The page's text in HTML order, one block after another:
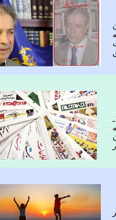
فهرستی‌ از مهمترین‌ قوانین‌ مصوب‌ مجلس‌ اول‌ شورای‌ ملی‌ ایران در عصر مشروطیت عبارتند از: 1ـ